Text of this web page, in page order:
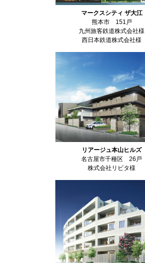
マークスシティ ザ大江
熊本市 151戸
九州旅客鉄道株式会社様
西日本鉄道株式会社様
リアージュ本山ヒルズ
名古屋市千種区 26戸
株式会社リビタ様